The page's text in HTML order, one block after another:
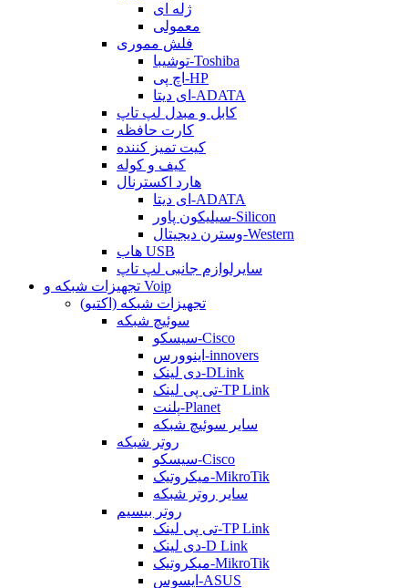
ژله ای
معمولی
فلش مموری
توشیبا-Toshiba
اچ پی-HP
ای دیتا-ADATA
کابل و مبدل لپ تاپ
کارت حافظه
کیت تمیز کننده
کیف و کوله
هارد اکسترنال
ای دیتا-ADATA
سیلیکون پاور-Silicon
وسترن دیجیتال-Western
هاب USB
سایرلوازم جانبی لپ تاپ
تجهیزات شبکه و Voip
تجهیزات شبکه (اکتیو)
سوئیچ شبکه
سیسکو-Cisco
اینوورس-innovers
دی لینک-DLink
تی پی لینک-TP Link
پلنت-Planet
سایر سوئیچ شبکه
روتر شبکه
سیسکو-Cisco
میکروتیک-MikroTik
سایر روتر شبکه
روتر بیسیم
تی پی لینک-TP Link
دی لینک-D Link
میکروتیک-MikroTik
ایسوس-ASUS